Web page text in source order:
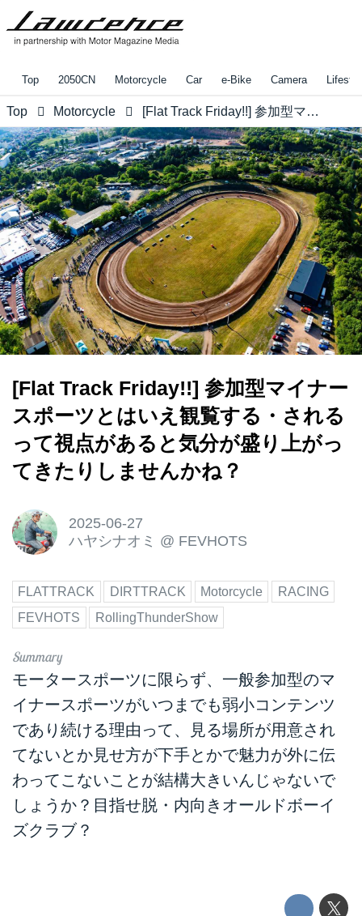
Top 2050CN Motorcycle Car e-Bike Camera
Top Motorcycle [Flat Track Friday!!] 参加型マイナースポーツとはいえ観覧する・されるって視点があると気分が盛り上がってきたりしませんかね？
[Flat Track Friday!!] 参加型マイナー
スポーツとはいえ観覧する・される
って視点があると気分が盛り上がっ
てきたりしませんかね？
2025-06-27
ハヤシナオミ @ FEVHOTS
FLATTRACK DIRTTRACK Motorcycle
RACING
FEVHOTS
RollingThunderShow
モータースポーツに限らず、一般参加型のマ
イナースポーツがいつまでも弱小コンテンツ
であり続ける理由って、見る場所が用意され
てないとか見せ方が下手とかで魅力が外に伝
わってこないことが結構大きいんじゃないで
しょうか？目指せ脱・内向きオールドボーイ
ズクラブ？